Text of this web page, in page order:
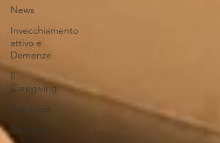
News
Invecchiamento
attivo e
Demenze
Il
Caregiving
Patologie
Disabilità